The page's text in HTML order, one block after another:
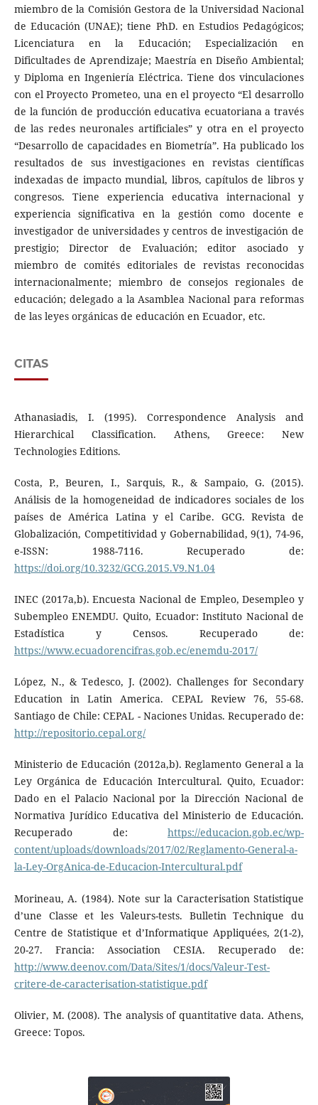
miembro de la Comisión Gestora de la Universidad Nacional
de Educación (UNAE); tiene PhD. en Estudios Pedagógicos;
Licenciatura en la Educación; Especialización en
Dificultades de Aprendizaje; Maestría en Diseño Ambiental;
y Diploma en Ingeniería Eléctrica. Tiene dos vinculaciones
con el Proyecto Prometeo, una en el proyecto “El desarrollo
de la función de producción educativa ecuatoriana a través
de las redes neuronales artificiales” y otra en el proyecto
“Desarrollo de capacidades en Biometría”. Ha publicado los
resultados de sus investigaciones en revistas científicas
indexadas de impacto mundial, libros, capítulos de libros y
congresos. Tiene experiencia educativa internacional y
experiencia significativa en la gestión como docente e
investigador de universidades y centros de investigación de
prestigio; Director de Evaluación; editor asociado y
miembro de comités editoriales de revistas reconocidas
internacionalmente; miembro de consejos regionales de
educación; delegado a la Asamblea Nacional para reformas
de las leyes orgánicas de educación en Ecuador, etc.
CITAS
Athanasiadis, I. (1995). Correspondence Analysis and
Hierarchical Classification. Athens, Greece: New
Technologies Editions.
Costa, P., Beuren, I., Sarquis, R., & Sampaio, G. (2015).
Análisis de la homogeneidad de indicadores sociales de los
países de América Latina y el Caribe. GCG. Revista de
Globalización, Competitividad y Gobernabilidad, 9(1), 74-96,
e-ISSN: 1988-7116. Recuperado de:
https://doi.org/10.3232/GCG.2015.V9.N1.04
INEC (2017a,b). Encuesta Nacional de Empleo, Desempleo y
Subempleo ENEMDU. Quito, Ecuador: Instituto Nacional de
Estadística y Censos. Recuperado de:
https://www.ecuadorencifras.gob.ec/enemdu-2017/
López, N., & Tedesco, J. (2002). Challenges for Secondary
Education in Latin America. CEPAL Review 76, 55-68.
Santiago de Chile: CEPAL - Naciones Unidas. Recuperado de:
http://repositorio.cepal.org/
Ministerio de Educación (2012a,b). Reglamento General a la
Ley Orgánica de Educación Intercultural. Quito, Ecuador:
Dado en el Palacio Nacional por la Dirección Nacional de
Normativa Jurídico Educativa del Ministerio de Educación.
Recuperado de:https://educacion.gob.ec/wp-
content/uploads/downloads/2017/02/Reglamento-General-a-
la-Ley-OrgAnica-de-Educacion-Intercultural.pdf
Morineau, A. (1984). Note sur la Caracterisation Statistique
d’une Classe et les Valeurs-tests. Bulletin Technique du
Centre de Statistique et d’Informatique Appliquées, 2(1-2),
20-27. Francia: Association CESIA. Recuperado de:
http://www.deenov.com/Data/Sites/1/docs/Valeur-Test-
critere-de-caracterisation-statistique.pdf
Olivier, M. (2008). The analysis of quantitative data. Athens,
Greece: Topos.